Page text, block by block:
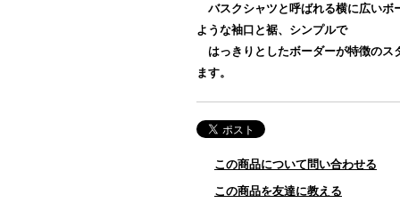
バスクシャツと呼ばれる横に広いボ
ような袖口と裾、シンプルで
はっきりとしたボーダーが特徴のス
ます。
この商品について問い合わせる
この商品を友達に教える